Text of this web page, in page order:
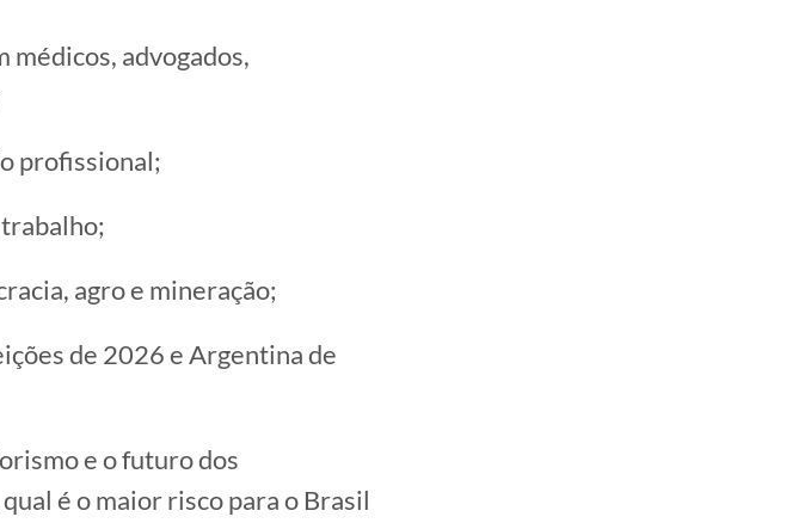
advogados,
profissional;
agro e mineração;
de 2026 e Argentina de
e o futuro dos
é o maior risco para o Brasil